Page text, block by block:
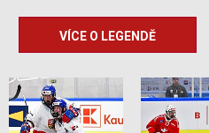
VÍCE O LEGENDĚ